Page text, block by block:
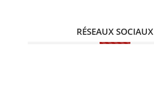
RÉSEAUX SOCIAUX